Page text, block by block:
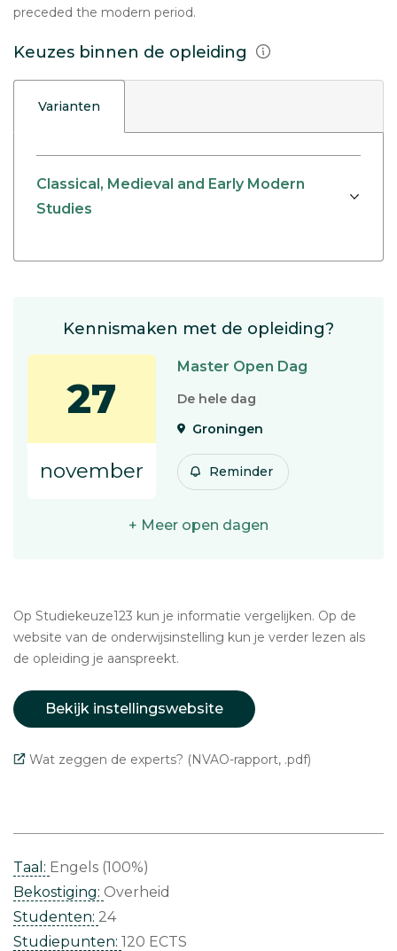
preceded the modern period.
Keuzes binnen de opleiding
Varianten
Classical, Medieval and Early Modern
Studies
Kennismaken met de opleiding?
27
november
Master Open Dag
De hele dag
Groningen
Reminder
+ Meer open dagen
Op Studiekeuze123 kun je informatie vergelijken. Op de
website van de onderwijsinstelling kun je verder lezen als
de opleiding je aanspreekt.
Bekijk instellingswebsite
Wat zeggen de experts? (NVAO-rapport, .pdf)
Taal: Engels (100%)
Bekostiging: Overheid
Studenten: 24
Studiepunten: 120 ECTS